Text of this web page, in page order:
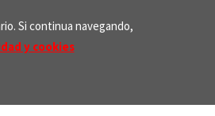
Si continua navegando,
y cookies